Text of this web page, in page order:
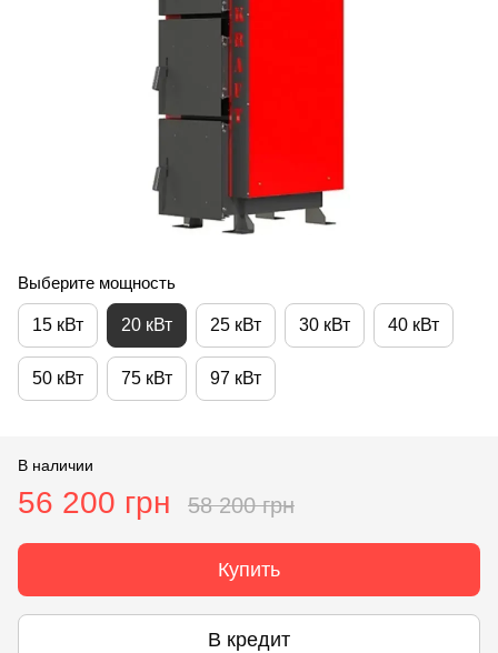
Выберите мощность
15 кВт 20 кВт 25 кВт 30 кВт 40 кВт
50 кВт 75 кВт 97 кВт
В наличии
56 200 грн 58 200 грн
Купить
В кредит